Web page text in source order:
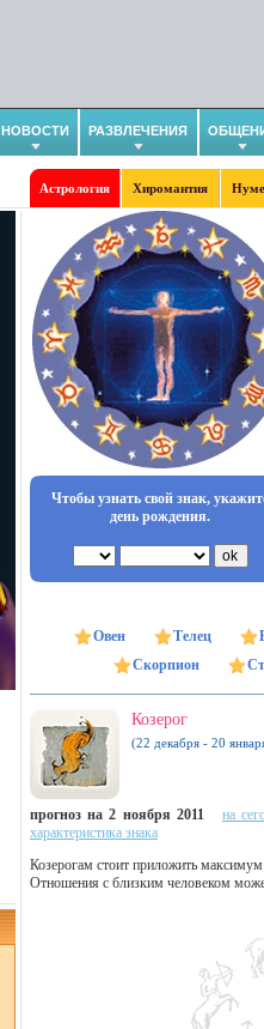
НОВОСТИ РАЗВЛЕЧЕНИЯ
Астрология Хиромантия
Чтобы узнать свой знак,
день рождения.
Овен Телец
Скорпион
Козерог
(22 декабря - 20
прогноз на 2 ноября 2011
на
характеристика знака
Козерогам стоит приложить
Отношения с близким человеком